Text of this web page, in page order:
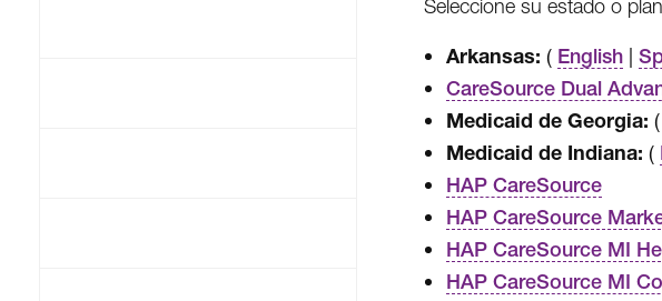
Seleccione su estado o
Arkansas: ( English |
CareSource Dual
Medicaid de Georgia: (
Medicaid de Indiana: (
HAP CareSource
HAP CareSource
HAP CareSource MI
HAP CareSource MI